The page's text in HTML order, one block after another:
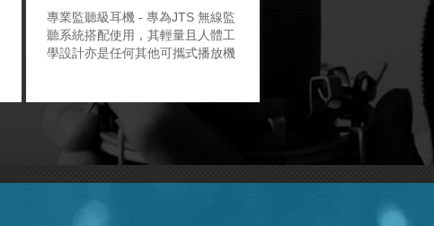
專業監聽級耳機 - 專為JTS 無線監
聽系統搭配使用，其輕量且人體工
學設計亦是任何其他可攜式播放機